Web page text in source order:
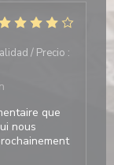
/ Precio :
que
nous